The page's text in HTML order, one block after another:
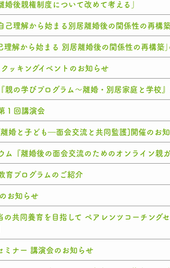
婚後親権制度について改めて考える」
己理解から始まる別居離婚後の関係性の再構築
理解から始まる 別居離婚後の関係性の再構築
ッキングイベントのお知らせ
親の学びプログラム～離婚・別居家庭と学校
１回講演会
離婚と子ども―面会交流と共同監護]開催のお
ム『離婚後の面会交流のためのオンライン親
育プログラムのご紹介
お知らせ
の共同養育を目指して ペアレンツコーチン
ミナー 講演会のお知らせ